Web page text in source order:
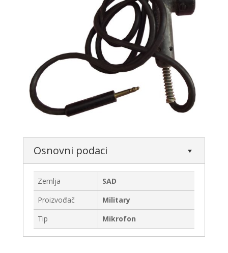
Osnovni podaci
Zemlja
SAD
Proizvođač
Military
Tip
Mikrofon